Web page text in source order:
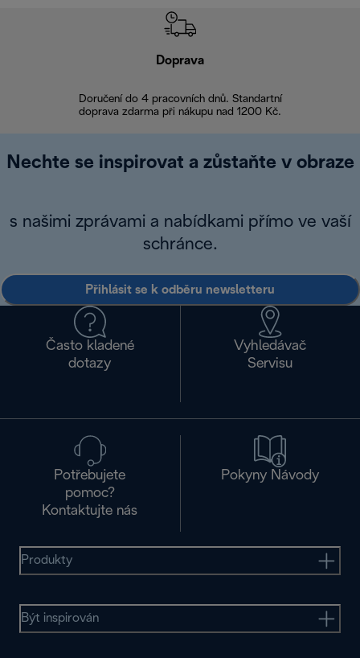
Doprava
Doručení do 4 pracovních dnů. Standartní
doprava zdarma při nákupu nad 1200 Kč.
Nechte se inspirovat a zůstaňte v obraze
s našimi zprávami a nabídkami přímo ve vaší
schránce.
Přihlásit se k odběru newsletteru
Často kladené
dotazy
Vyhledávač
Servisu
Potřebujete
pomoc?
Kontaktujte nás
Pokyny Návody
Produkty
Být inspirován